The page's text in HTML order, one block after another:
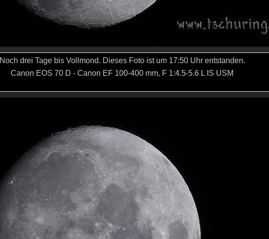
Noch drei Tage bis Vollmond. Dieses Foto ist um 17:50 Uhr entstanden.
Canon EOS 70 D - Canon EF 100-400 mm, F 1:4.5-5.6 L IS USM